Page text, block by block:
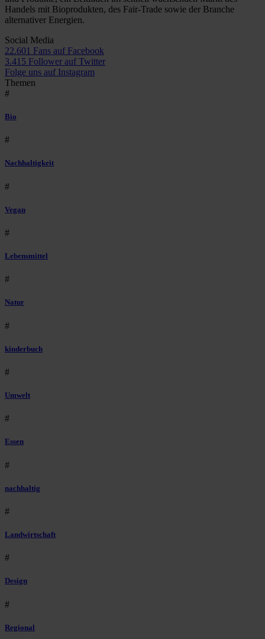
Handels mit Bioprodukten, des Fair-Trade sowie der Branche
alternativer Energien.
Social Media
22.601 Fans auf Facebook
3.415 Follower auf Twitter
Folge uns auf Instagram
Themen
#
Bio
#
Nachhaltigkeit
#
Vegan
#
Lebensmittel
#
Natur
#
kinderbuch
#
Umwelt
#
Essen
#
nachhaltig
#
Landwirtschaft
#
Design
#
Regional